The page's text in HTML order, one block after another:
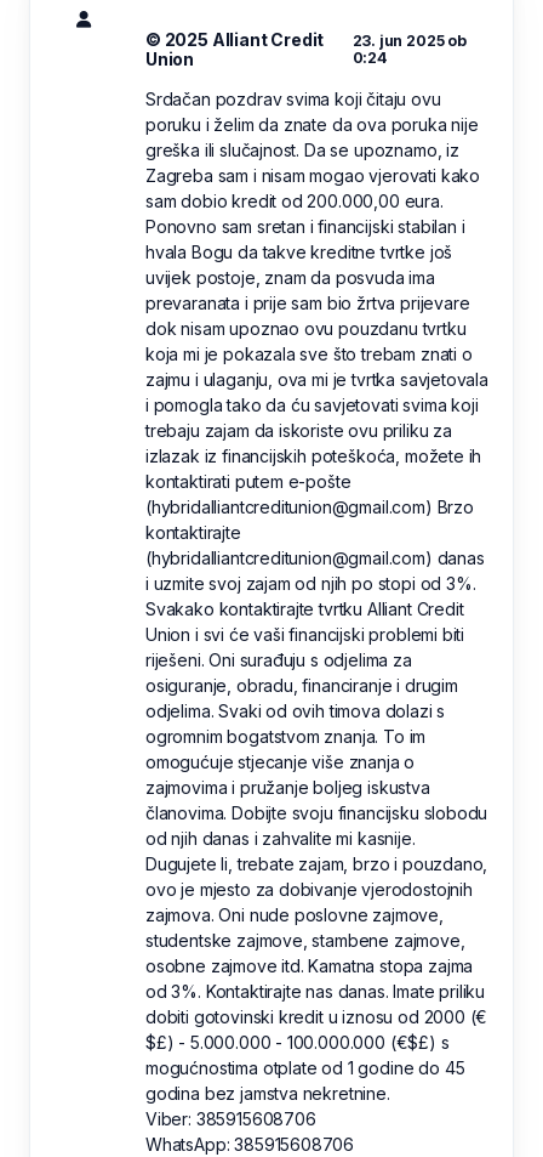
© 2025 Alliant Credit
Union
23. jun 2025 ob
0:24
Srdačan pozdrav svima koji čitaju ovu
poruku i želim da znate da ova poruka nije
greška ili slučajnost. Da se upoznamo, iz
Zagreba sam i nisam mogao vjerovati kako
sam dobio kredit od 200.000,00 eura.
Ponovno sam sretan i financijski stabilan i
hvala Bogu da takve kreditne tvrtke još
uvijek postoje, znam da posvuda ima
prevaranata i prije sam bio žrtva prijevare
dok nisam upoznao ovu pouzdanu tvrtku
koja mi je pokazala sve što trebam znati o
zajmu i ulaganju, ova mi je tvrtka savjetovala
i pomogla tako da ću savjetovati svima koji
trebaju zajam da iskoriste ovu priliku za
izlazak iz financijskih poteškoća, možete ih
kontaktirati putem e-pošte
(hybridalliantcreditunion@gmail.com) Brzo
kontaktirajte
(hybridalliantcreditunion@gmail.com) danas
i uzmite svoj zajam od njih po stopi od 3%.
Svakako kontaktirajte tvrtku Alliant Credit
Union i svi će vaši financijski problemi biti
riješeni. Oni surađuju s odjelima za
osiguranje, obradu, financiranje i drugim
odjelima. Svaki od ovih timova dolazi s
ogromnim bogatstvom znanja. To im
omogućuje stjecanje više znanja o
zajmovima i pružanje boljeg iskustva
članovima. Dobijte svoju financijsku slobodu
od njih danas i zahvalite mi kasnije.
Dugujete li, trebate zajam, brzo i pouzdano,
ovo je mjesto za dobivanje vjerodostojnih
zajmova. Oni nude poslovne zajmove,
studentske zajmove, stambene zajmove,
osobne zajmove itd. Kamatna stopa zajma
od 3%. Kontaktirajte nas danas. Imate priliku
dobiti gotovinski kredit u iznosu od 2000 (€
$£) - 5.000.000 - 100.000.000 (€$£) s
mogućnostima otplate od 1 godine do 45
godina bez jamstva nekretnine.
Viber: 385915608706
WhatsApp: 385915608706